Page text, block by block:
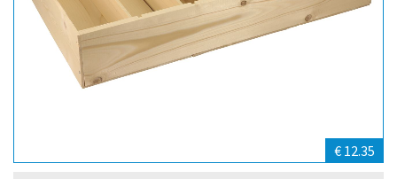
€ 12.35